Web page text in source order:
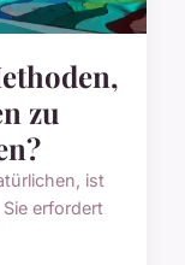
zu
ist
erfordert